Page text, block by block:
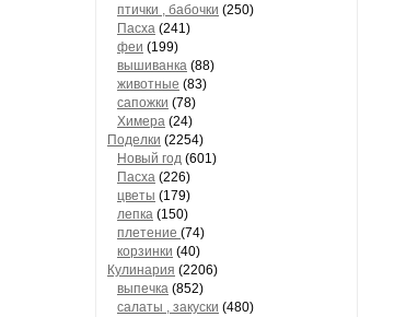
птички , бабочки (250)
Пасха (241)
феи (199)
вышиванка (88)
животные (83)
сапожки (78)
Химера (24)
Поделки (2254)
Новый год (601)
Пасха (226)
цветы (179)
лепка (150)
плетение (74)
корзинки (40)
Кулинария (2206)
выпечка (852)
салаты , закуски (480)